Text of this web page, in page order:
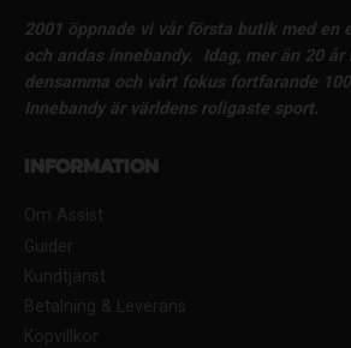
2001 öppnade vi vår första butik med en
och andas innebandy.
Idag, mer än 20
densamma och vårt fokus fortfarande
Innebandy är världens roligaste sport.
Information
Om Assist
Guider
Kundtjänst
Betalning & Leverans
Köpvillkor